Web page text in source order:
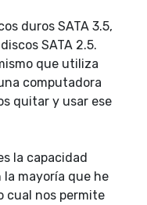
duros SATA 3.5,
SATA 2.5.
que utiliza
computadora
quitar y usar ese
la capacidad
la mayoría que he
cual nos permite